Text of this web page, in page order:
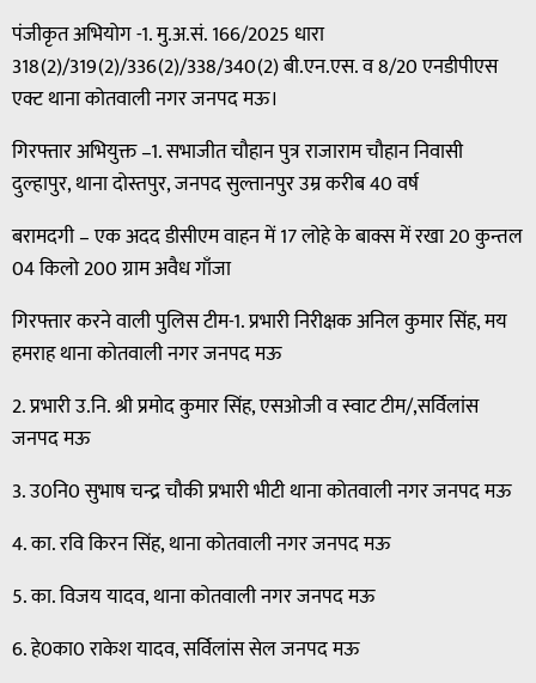
पंजीकृत अभियोग -1. मु.अ.सं. 166/2025 धारा
318(2)/319(2)/336(2)/338/340(2) बी.एन.एस. व 8/20 एनडीपीएस
एक्ट थाना कोतवाली नगर जनपद मऊ।
गिरफ्तार अभियुक्त –1. सभाजीत चौहान पुत्र राजाराम चौहान निवासी
दुल्हापुर, थाना दोस्तपुर, जनपद सुल्तानपुर उम्र करीब 40 वर्ष
बरामदगी – एक अदद डीसीएम वाहन में 17 लोहे के बाक्स में रखा 20 कुन्तल
04 किलो 200 ग्राम अवैध गाँजा
गिरफ्तार करने वाली पुलिस टीम-1. प्रभारी निरीक्षक अनिल कुमार सिंह, मय
हमराह थाना कोतवाली नगर जनपद मऊ
2. प्रभारी उ.नि. श्री प्रमोद कुमार सिंह, एसओजी व स्वाट टीम/,सर्विलांस
जनपद मऊ
3. उ0नि0 सुभाष चन्द्र चौकी प्रभारी भीटी थाना कोतवाली नगर जनपद मऊ
4. का. रवि किरन सिंह, थाना कोतवाली नगर जनपद मऊ
5. का. विजय यादव, थाना कोतवाली नगर जनपद मऊ
6. हे0का0 राकेश यादव, सर्विलांस सेल जनपद मऊ